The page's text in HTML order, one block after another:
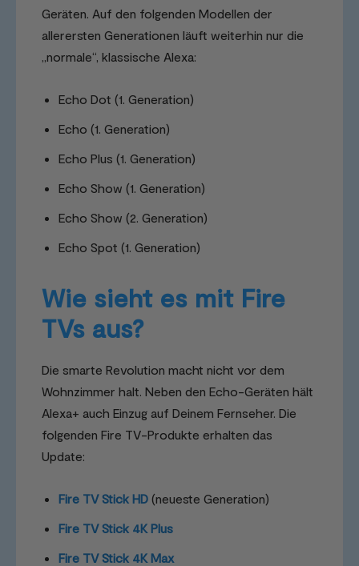
Geräten. Auf den folgenden Modellen der
allerersten Generationen läuft weiterhin nur die
„normale“, klassische Alexa:
Echo Dot (1. Generation)
Echo (1. Generation)
Echo Plus (1. Generation)
Echo Show (1. Generation)
Echo Show (2. Generation)
Echo Spot (1. Generation)
Wie sieht es mit Fire
TVs aus?
Die smarte Revolution macht nicht vor dem
Wohnzimmer halt. Neben den Echo-Geräten hält
Alexa+ auch Einzug auf Deinem Fernseher. Die
folgenden Fire TV-Produkte erhalten das
Update:
Fire TV Stick HD (neueste Generation)
Fire TV Stick 4K Plus
Fire TV Stick 4K Max